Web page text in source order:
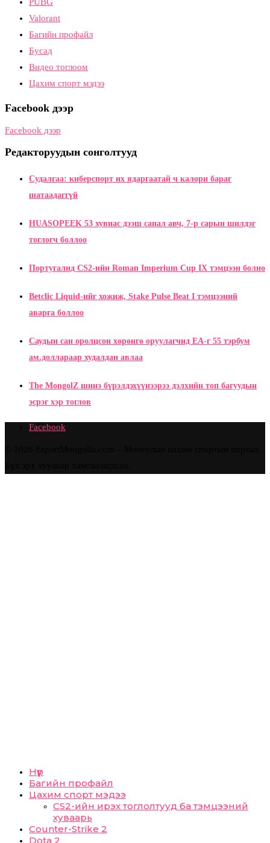
Valorant
Багийн профайл
Бусад
Видео тоглоом
Цахим спорт мэдээ
Facebook дээр
Facebook дээр
Редакторуудын сонголтууд
Судалгаа: киберспорт их ядаргаатай ч калори бараг
шатаадаггүй
HUASOPEEK 53 хувиас дээш санал авч, 7-р сарын шилдэг
тоглогч боллоо
Португалид CS2-ийн Roman Imperium Cup IX тэмцээн болно
Betclic Liquid-ийг хожиж, Stake Pulse Beat I тэмцээний
аварга боллоо
Саудын сан оролцсон хөрөнгө оруулагчид EA-г 55 тэрбум
ам.доллараар худалдан авлаа
The MongolZ шинэ бүрэлдэхүүнээрээ дэлхийн топ багуудын
эсрэг хэр тоглов
Facebook
Нүүр
Багийн профайл
Цахим спорт мэдээ
CS2-ийн ирэх тоглолтууд ба тэмцээний
хуваарь
Counter-Strike 2
Dota 2